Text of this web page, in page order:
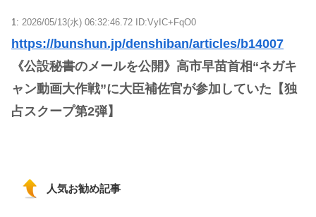
1: 2026/05/13(水) 06:32:46.72 ID:VyIC+FqO0
https://bunshun.jp/denshiban/articles/b14007
《公設秘書のメールを公開》高市早苗首相“ネガキ
ャン動画大作戦”に大臣補佐官が参加していた【独
占スクープ第2弾】
人気お勧め記事